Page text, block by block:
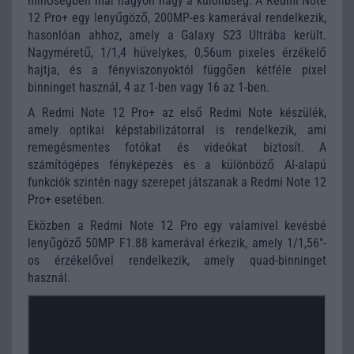
12 Pro+ egy lenyűgöző, 200MP-es kamerával rendelkezik,
hasonlóan ahhoz, amely a Galaxy S23 Ultrába került.
Nagyméretű, 1/1,4 hüvelykes, 0,56um pixeles érzékelő
hajtja, és a fényviszonyoktól függően kétféle pixel
binninget használ, 4 az 1-ben vagy 16 az 1-ben.
A Redmi Note 12 Pro+ az első Redmi Note készülék,
amely optikai képstabilizátorral is rendelkezik, ami
remegésmentes fotókat és videókat biztosít. A
számítógépes fényképezés és a különböző AI-alapú
funkciók szintén nagy szerepet játszanak a Redmi Note 12
Pro+ esetében.
Eközben a Redmi Note 12 Pro egy valamivel kevésbé
lenyűgöző 50MP F1.88 kamerával érkezik, amely 1/1,56"-
os érzékelővel rendelkezik, amely quad-binninget
használ.